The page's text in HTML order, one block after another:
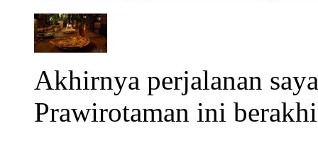
Akhirnya perjalanan
Prawirotaman ini